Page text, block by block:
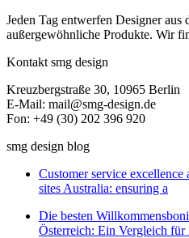
Jeden Tag entwerfen Designer aus
außergewöhnliche Produkte. Wir
Kontakt smg design
Kreuzbergstraße 30, 10965 Berlin
E-Mail: mail@smg-design.de
Fon: +49 (30) 202 396 920
smg design blog
Customer service excellence
sites Australia: ensuring a
Die besten
Österreich: Ein Vergleich für